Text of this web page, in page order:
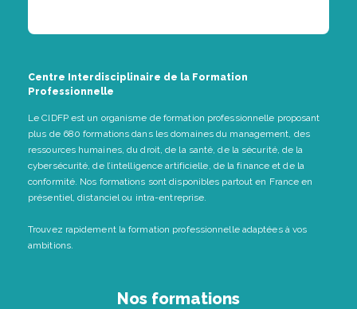
Centre Interdisciplinaire de la Formation
Professionnelle
Le CIDFP est un organisme de formation professionnelle proposant
plus de 680 formations dans les domaines du management, des
ressources humaines, du droit, de la santé, de la sécurité, de la
cybersécurité, de l’intelligence artificielle, de la finance et de la
conformité. Nos formations sont disponibles partout en France en
présentiel, distanciel ou intra-entreprise.
Trouvez rapidement la formation professionnelle adaptées à vos
ambitions.
Nos formations